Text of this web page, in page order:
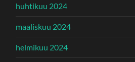
huhtikuu 2024
maaliskuu 2024
helmikuu 2024